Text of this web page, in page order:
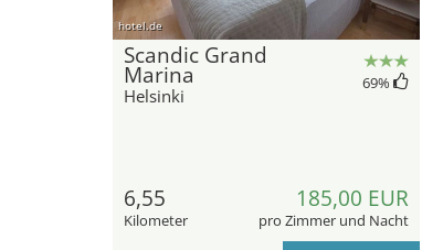
hotel.de
Scandic Grand
Marina
Helsinki
69%
6,55
Kilometer
185,00 EUR
pro Zimmer und Nacht